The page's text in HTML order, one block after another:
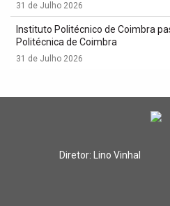
31 de Julho 2026
Instituto Politécnico de Coimbra
Politécnica de Coimbra
31 de Julho 2026
Diretor: Lino Vinhal